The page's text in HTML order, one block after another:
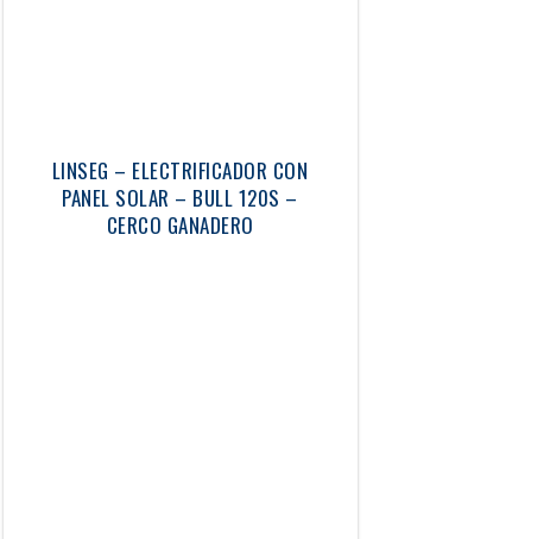
LINSEG – ELECTRIFICADOR CON
PANEL SOLAR – BULL 120S –
CERCO GANADERO